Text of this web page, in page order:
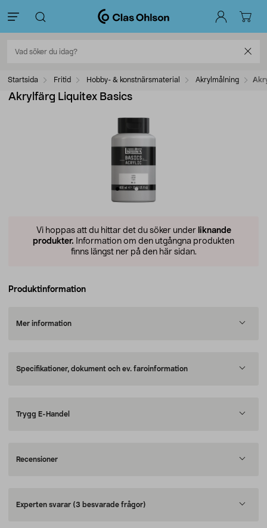
Startsida Fritid Hobby- & konstnärsmaterial Akrylmålning
Akrylfärg Liquitex Basics
Vi hoppas att du hittar det du söker under liknande
produkter. Information om den utgångna produkten
finns längst ner på den här sidan.
Produktinformation
Mer information
Specifikationer, dokument och ev. faroinformation
Trygg E-Handel
Recensioner
Experten svarar (3 besvarade frågor)